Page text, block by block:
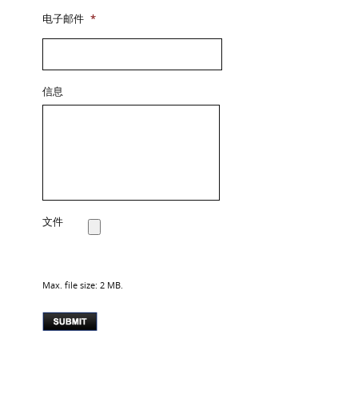
电子邮件 *
信息
文件
Max. file size: 2 MB.